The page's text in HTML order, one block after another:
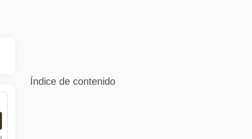
Índice de contenido